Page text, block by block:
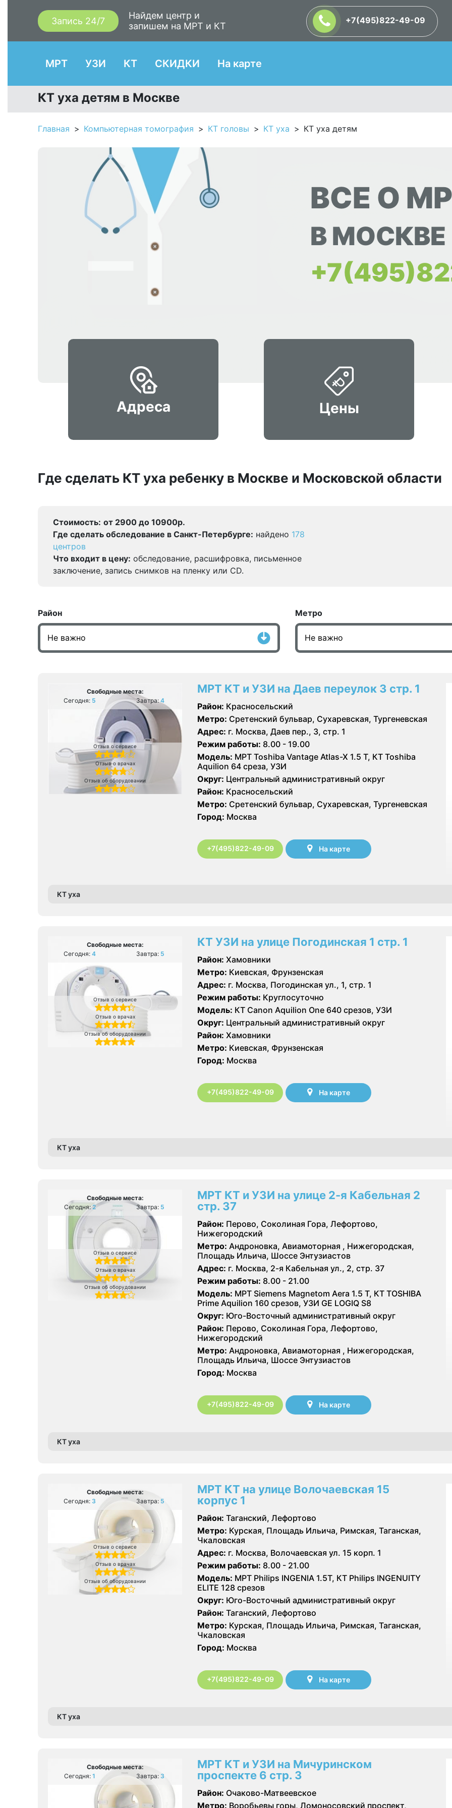
Запись 24/7
Найдем центр и
запишем на МРТ и КТ
+7(495)822-49-09
МРТ УЗИ КТ СКИДКИ На карте
КТ уха детям в Москве
Главная Компьютерная томография КТ головы КТ уха КТ уха детям
ВСЕ О
В МОСКВЕ
Адреса Цены
Где сделать КТ уха ребенку в Москве и Московской области
Стоимость: от 2900 до 10900р.
Где сделать обследование в Санкт-Петербурге: найдено 178
центров
Что входит в цену: обследование, расшифровка, письменное
заключение, запись снимков на пленку или CD.
Район Метро
Свободные места:
Сегодня: 5 Завтра: 4
Отзыв о сервисе
Отзыв о врачах
Отзыв об оборудовании
МРТ КТ и УЗИ на Даев переулок 3 стр. 1
Район: Красносельский
Метро: Сретенский бульвар, Сухаревская, Тургеневская
Адрес: г. Москва, Даев пер., 3, стр. 1
Режим работы: 8.00 - 19.00
Модель: МРТ Toshiba Vantage Atlas-X 1.5 Т, КТ Toshiba
Aquilion 64 среза, УЗИ
Округ: Центральный административный округ
Район: Красносельский
Метро: Сретенский бульвар, Сухаревская, Тургеневская
Город: Москва
+7(495)822-49-09 На карте
КТ уха
Свободные места:
Сегодня: 4 Завтра: 5
Отзыв о сервисе
Отзыв о врачах
Отзыв об оборудовании
КТ УЗИ на улице Погодинская 1 стр. 1
Район: Хамовники
Метро: Киевская, Фрунзенская
Адрес: г. Москва, Погодинская ул., 1, стр. 1
Режим работы: Круглосуточно
Модель: КТ Canon Aquilion One 640 срезов, УЗИ
Округ: Центральный административный округ
Район: Хамовники
Метро: Киевская, Фрунзенская
Город: Москва
+7(495)822-49-09 На карте
КТ уха
Свободные места:
Сегодня:2 Завтра: 5
Отзыв о сервисе
Отзыв о врачах
Отзыв об оборудовании
МРТ КТ и УЗИ на улице 2-я Кабельная 2
стр. 37
Район: Перово, Соколиная Гора, Лефортово,
Нижегородский
Метро: Андроновка, Авиамоторная , Нижегородская,
Площадь Ильича, Шоссе Энтузиастов
Адрес: г. Москва, 2-я Кабельная ул., 2, стр. 37
Режим работы: 8.00 - 21.00
Модель: МРТ Siemens Magnetom Aera 1.5 T, КТ TOSHIBA
Prime Aquilion 160 срезов, УЗИ GE LOGIQ S8
Округ: Юго-Восточный административный округ
Район: Перово, Соколиная Гора, Лефортово,
Нижегородский
Метро: Андроновка, Авиамоторная , Нижегородская,
Площадь Ильича, Шоссе Энтузиастов
Город: Москва
+7(495)822-49-09 На карте
КТ уха
Свободные места:
Сегодня: 3 Завтра: 5
Отзыв о сервисе
Отзыв о врачах
Отзыв об оборудовании
МРТ КТ на улице Волочаевская 15
корпус 1
Район: Таганский, Лефортово
Метро: Курская, Площадь Ильича, Римская, Таганская,
Чкаловская
Адрес: г. Москва, Волочаевская ул. 15 корп. 1
Режим работы: 8.00 - 21.00
Модель: МРТ Philips INGENIA 1.5Т, КТ Philips INGENUITY
ELITE 128 срезов
Округ: Юго-Восточный административный округ
Район: Таганский, Лефортово
Метро: Курская, Площадь Ильича, Римская, Таганская,
Чкаловская
Город: Москва
+7(495)822-49-09 На карте
КТ уха
Свободные места:
Сегодня: 1 Завтра: 3
МРТ КТ и УЗИ на Мичуринском
проспекте 6 стр. 3
Район: Очаково-Матвеевское
Метро: Воробьевы горы, Ломоносовский проспект,